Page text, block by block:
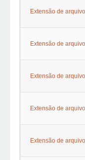
Extensão de arquivo
Extensão de arquivo
Extensão de arquivo
Extensão de arquivo
Extensão de arquivo